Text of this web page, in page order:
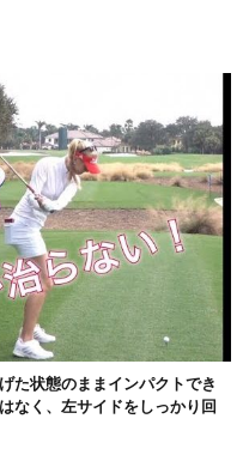
た状態のままインパクトでき
なく、左サイドをしっかり回